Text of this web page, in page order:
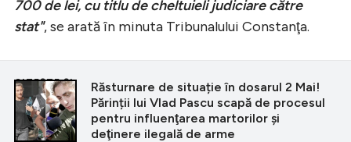
700 de lei, cu titlu de cheltuieli judiciare către
stat", se arată în minuta Tribunalului Constanţa.
CITEȘTE ȘI
Răsturnare de situație în dosarul 2 Mai!
Părinții lui Vlad Pascu scapă de procesul
pentru influenţarea martorilor şi
deţinere ilegală de arme